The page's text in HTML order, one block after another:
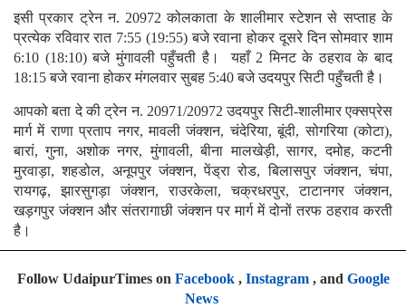
इसी प्रकार ट्रेन न. 20972 कोलकाता के शालीमार स्टेशन से सप्ताह के
प्रत्येक रविवार रात 7:55 (19:55) बजे रवाना होकर दूसरे दिन सोमवार शाम
6:10 (18:10) बजे मुंगावली पहुँचती है। यहाँ 2 मिनट के ठहराव के बाद
18:15 बजे रवाना होकर मंगलवार सुबह 5:40 बजे उदयपुर सिटी पहुँचती है।
आपको बता दे की ट्रेन न. 20971/20972 उदयपुर सिटी-शालीमार एक्सप्रेस
मार्ग में राणा प्रताप नगर, मावली जंक्शन, चंदेरिया, बूंदी, सोगरिया (कोटा),
बारां, गुना, अशोक नगर, मुंगावली, बीना मालखेड़ी, सागर, दमोह, कटनी
मुरवाड़ा, शहडोल, अनूपपुर जंक्शन, पेंड्रा रोड, बिलासपुर जंक्शन, चंपा,
रायगढ़, झारसुगड़ा जंक्शन, राउरकेला, चक्रधरपुर, टाटानगर जंक्शन,
खड़गपुर जंक्शन और संतरागाछी जंक्शन पर मार्ग में दोनों तरफ ठहराव करती
है।
Follow UdaipurTimes on Facebook, Instagram, and Google
News